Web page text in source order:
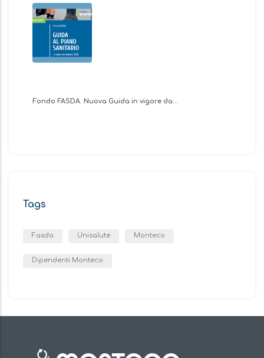
Fondo FASDA. Nuova Guida in vigore da…
Tags
Fasda Unisalute Monteco
Dipendenti Monteco